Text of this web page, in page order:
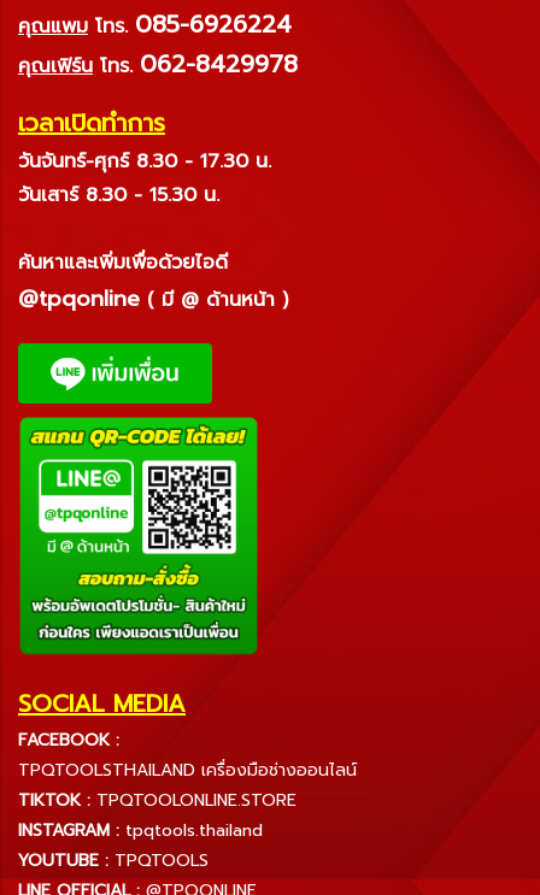
คุณแพม โทร. 085-6926224
คุณเฟิร์น โทร. 062-8429978
เวลาเปิดทำการ
วันจันทร์-ศุกร์ 8.30 - 17.30 น.
วันเสาร์ 8.30 - 15.30 น.
ค้นหาและเพิ่มเพื่อด้วยไอดี
@tpqonline ( มี @ ด้านหน้า )
SOCIAL MEDIA
FACEBOOK :
TPQTOOLSTHAILAND เครื่องมือช่างออนไลน์
TIKTOK : TPQTOOLONLINE.STORE
INSTAGRAM : tpqtools.thailand
YOUTUBE : TPQTOOLS